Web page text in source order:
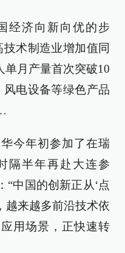
经济向新向优的步
术制造业增加值同
单月产量首次突破10
电设备等绿色产品
今年初参加了在瑞
隔半年再赴大连参
“中国的创新正从‘点
越来越多前沿技术依
用场景，正快速转